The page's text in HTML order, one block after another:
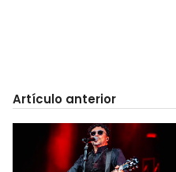
Artículo anterior